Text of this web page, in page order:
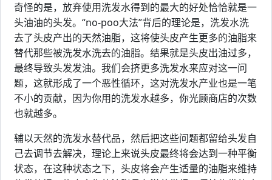
奇怪的是，放弃使用洗发水得到的最大的好处恰恰就是一
头油油的头发。“no-poo大法”背后的理论是，洗发水洗
去了头皮产出的天然油脂，这将使头皮产生更多的油脂来
替代那些被洗发水洗去的油脂。结果就是头皮出油过多，
最终导致头发发油。我们会挤更多洗发水来应对这一问
题，这就形成了一个恶性循环，这对洗发水产业也是一笔
不小的贡献，因为你用的洗发水越多，你光顾商店的次数
也就越多。
辅以天然的洗发水替代品，然后把这些问题都留给头发自
己去调节去解决，理论上来说头皮最终将会达到一种平衡
状态，在这种状态之下，头皮将会产生适量的油脂来维持